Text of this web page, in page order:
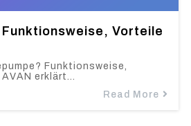
Vorteile
Funktionsweise,
erklärt…
Read More